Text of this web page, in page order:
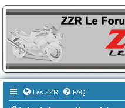
ZZR-Leclub le Forum
Le forum des amoureux des Kawasaki ZZR
Les ZZR FAQ